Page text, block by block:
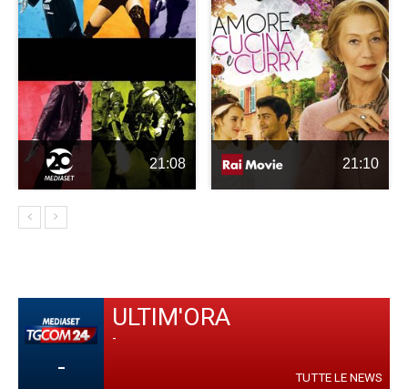
21:08 21:10
-
ULTIM'ORA
-
TUTTE LE NEWS